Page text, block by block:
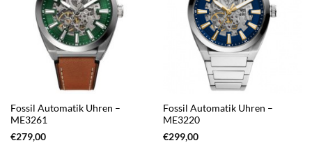
Fossil Automatik Uhren –
ME3261
€279,00
Fossil Automatik Uhren –
ME3220
€299,00